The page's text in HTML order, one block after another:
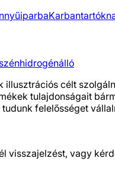
célt
tulajdonságait
felelősséget
visszajelzést, vagy